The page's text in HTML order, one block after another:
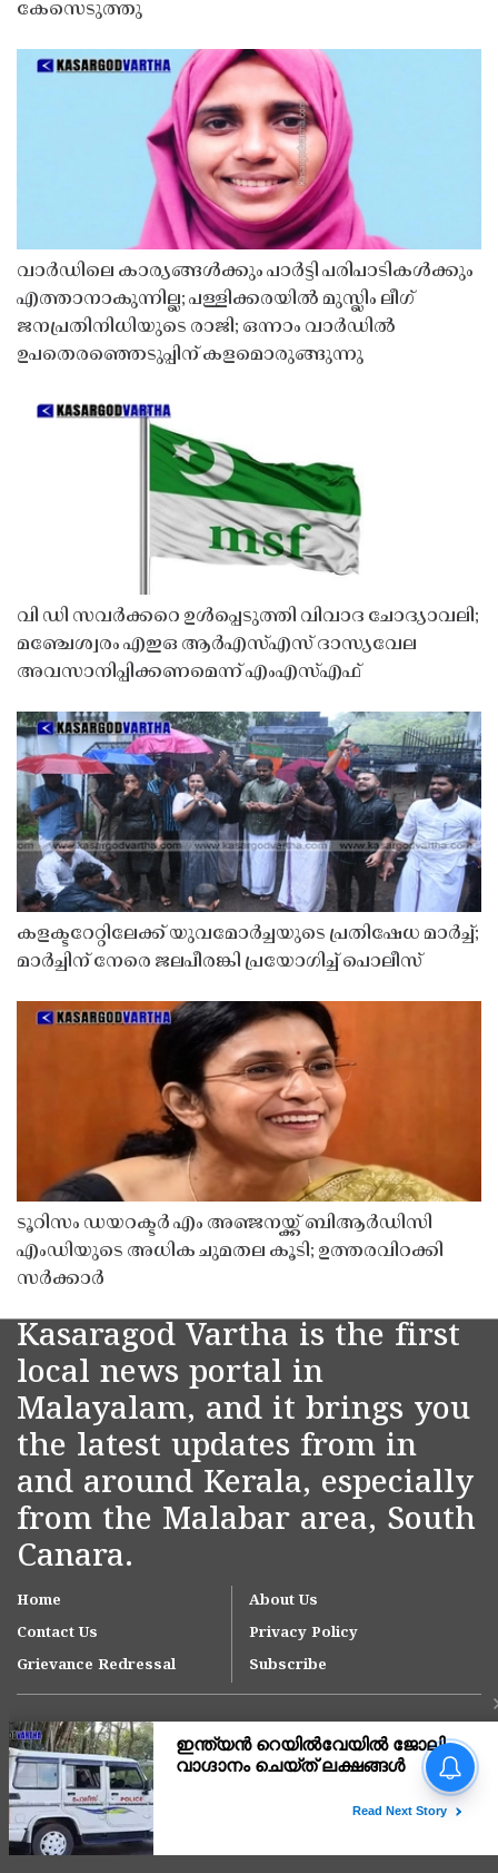
കേസെടുത്തു
വാർഡിലെ കാര്യങ്ങൾക്കും പാർട്ടി പരിപാടികൾക്കും
എത്താനാകുന്നില്ല; പള്ളിക്കരയിൽ മുസ്ലിം ലീഗ്
ജനപ്രതിനിധിയുടെ രാജി; ഒന്നാം വാർഡിൽ
ഉപതെരഞ്ഞെടുപ്പിന് കളമൊരുങ്ങുന്നു
വി ഡി സവർക്കറെ ഉൾപ്പെടുത്തി വിവാദ ചോദ്യാവലി;
മഞ്ചേശ്വരം എഇഒ ആർഎസ്എസ് ദാസ്യവേല
അവസാനിപ്പിക്കണമെന്ന് എംഎസ്എഫ്
കളക്ടറേറ്റിലേക്ക് യുവമോർച്ചയുടെ പ്രതിഷേധ മാർച്ച്;
മാർച്ചിന് നേരെ ജലപീരങ്കി പ്രയോഗിച്ച് പൊലീസ്
ടൂറിസം ഡയറക്ടർ എം അഞ്ജനയ്ക്ക് ബിആർഡിസി
എംഡിയുടെ അധിക ചുമതല കൂടി; ഉത്തരവിറക്കി
സർക്കാർ
Kasaragod Vartha is the first
local news portal in
Malayalam, and it brings you
the latest updates from in
and around Kerala, especially
from the Malabar area, South
Canara.
Home
About Us
Contact Us
Privacy Policy
Grievance Redressal
Subscribe
Copyright © 2007-
ഓണക്കാലത്ത് 1,65,000
മെട്രിക് ടൺ അരി
'സഞ്ചരിക്കുന്ന റേഷൻ കട'